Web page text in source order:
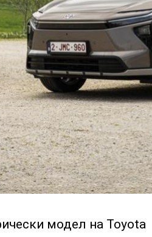
модел на Toyota